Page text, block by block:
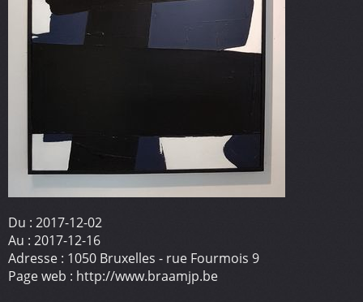
Du : 2017-12-02
Au : 2017-12-16
Adresse : 1050 Bruxelles - rue Fourmois 9
Page web : http://www.braamjp.be